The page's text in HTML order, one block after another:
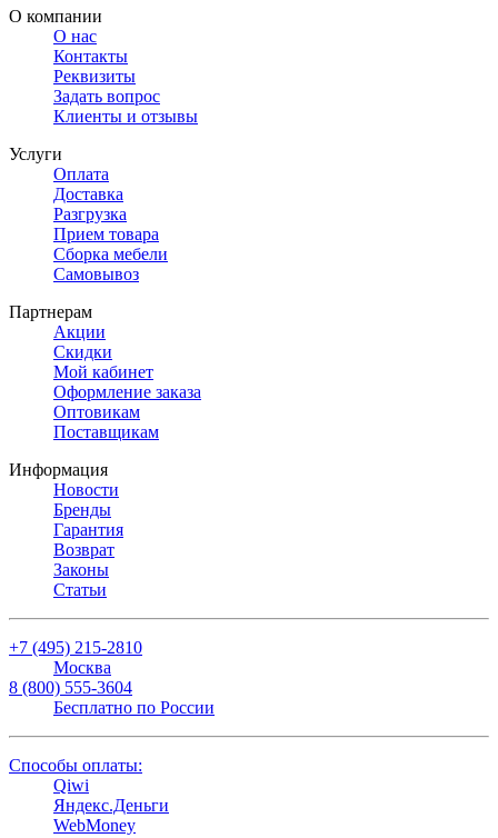
О компании
О нас
Контакты
Реквизиты
Задать вопрос
Клиенты и отзывы
Услуги
Оплата
Доставка
Разгрузка
Прием товара
Сборка мебели
Самовывоз
Партнерам
Акции
Скидки
Мой кабинет
Оформление заказа
Оптовикам
Поставщикам
Информация
Новости
Бренды
Гарантия
Возврат
Законы
Статьи
+7 (495) 215-2810
Москва
8 (800) 555-3604
Бесплатно по России
Способы оплаты:
Qiwi
Яндекс.Деньги
WebMoney